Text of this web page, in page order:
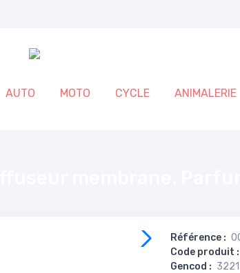
AUTO MOTO CYCLE ANIMALERIE
Référence :
Code produit :
Gencod :